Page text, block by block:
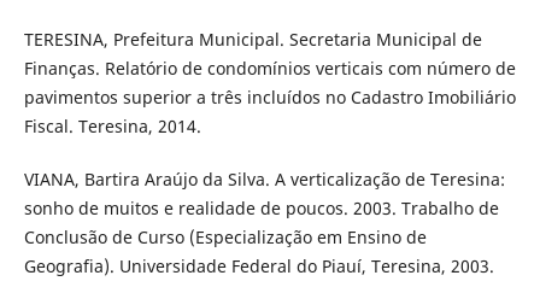
TERESINA, Prefeitura Municipal. Secretaria Municipal de
Finanças. Relatório de condomínios verticais com número de
pavimentos superior a três incluídos no Cadastro Imobiliário
Fiscal. Teresina, 2014.
VIANA, Bartira Araújo da Silva. A verticalização de Teresina:
sonho de muitos e realidade de poucos. 2003. Trabalho de
Conclusão de Curso (Especialização em Ensino de
Geografia). Universidade Federal do Piauí, Teresina, 2003.